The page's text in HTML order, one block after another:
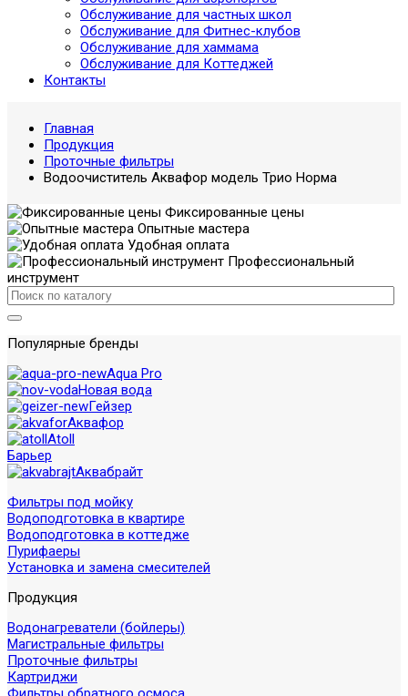
Обслуживание для частных школ
Обслуживание для Фитнес-клубов
Обслуживание для хаммама
Обслуживание для Коттеджей
Контакты
Главная
Продукция
Проточные фильтры
Водоочиститель Аквафор модель Трио Норма
Фиксированные цены
Опытные мастера
Удобная оплата
Профессиональный
инструмент
Популярные бренды
Aqua Pro
Новая вода
Гейзер
Аквафор
Atoll
Барьер
Аквабрайт
Фильтры под мойку
Водоподготовка в квартире
Водоподготовка в коттедже
Пурифаеры
Установка и замена смесителей
Продукция
Водонагреватели (бойлеры)
Магистральные фильтры
Проточные фильтры
Картриджи